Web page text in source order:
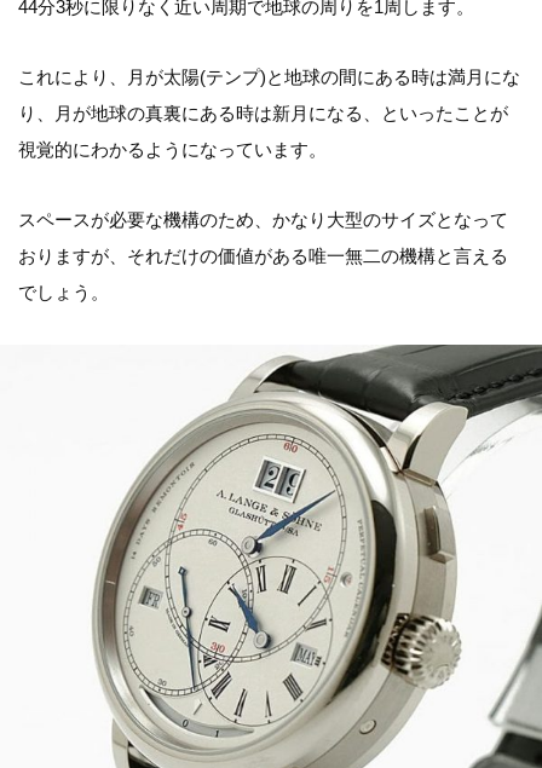
44分3秒に限りなく近い周期で地球の周りを1周します。
これにより、月が太陽(テンプ)と地球の間にある時は満月にな
り、月が地球の真裏にある時は新月になる、といったことが
視覚的にわかるようになっています。
スペースが必要な機構のため、かなり大型のサイズとなって
おりますが、それだけの価値がある唯一無二の機構と言える
でしょう。